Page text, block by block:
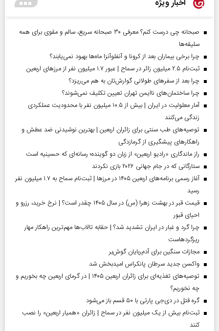
اخبار ویژه
صبحانه چی درست کنم؟ معرفی ۳۰ صبحانه سریع، سالم و مقوی برای همه
سلیقه‌ها
چرا برخی بیماران بعد از کرونا و آنفلوآنزا ماه‌ها بهبود نمی‌یابند؟
ثبت‌نام ۲.۵ میلیون زائر در سماح | عبور ۱.۷ میلیون نفر از مرز‌های اربعین
چرا بعد از سفرهای طولانی گوارش‌تان به هم می‌ریزد؟
چرا ساختمان‌های ناایمن تهران تعیین تکلیف نمی‌شوند؟
آمار معلولیت در ایران | بیش از ۱۰.۵ میلیون نفر با محدودیت عملکردی
زندگی می‌کنند
توصیه‌های طب سنتی برای زائران اربعین | بهترین نوشیدنی ضد عطش و
راهکارهای پیشگیری از گرمازدگی
راز ماندگاری «رادیو اربعین» از زبان دو گوینده؛ رسانه‌ای که حسینیه است
ستارگانی که در جام جهانی ۲۰۲۶ بازی نکردند
آغاز رسمی برنامه‌های اربعین ۱۴۰۵ در مرز‌ها | ثبت‌نام سماح به ۱.۷ میلیون نفر
رسید
قیمت قبر در بهشت زهرا (س) در سال ۱۴۰۵ چقدر است؟ | نرخ خرید، رزرو و
احیای قبور
چرا گرد و غبار در ایران تشدید شد؟ | حقابه تالاب‌ها مهم‌ترین راهکار مهار
ریزگردهاست
مجازات سنگین برای آدم‌ربایان گوش‌بر
واکسن جدید سرطان پانکراس امیدبخش شد
توصیه‌های تغذیه‌ای برای زائران اربعین ۱۴۰۵ | در گرمای اربعین چه بخوریم و
چه نخوریم؟
گره قتل در دی‌جی پارتی با ۵۰ قسم باز می‌شود
ثبت‌نام بیش از یک میلیون نفر در سماح | زائران «همیار اربعین» را نصب
کنند